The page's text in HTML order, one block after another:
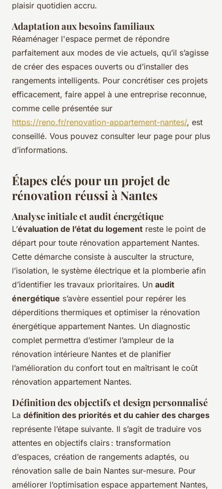
plaisir quotidien accru.
Adaptation aux besoins familiaux
Réaménager l'espace permet de répondre
parfaitement aux modes de vie actuels, qu’il s’agisse
de créer des espaces ouverts ou d’installer des
rangements intelligents. Pour concrétiser ces projets
efficacement, faire appel à une entreprise reconnue,
comme celle présentée sur
https://reno.fr/renovation-appartement-nantes/, est
conseillé. Vous pouvez consulter leur page pour plus
d’informations.
Étapes clés pour un projet de
rénovation réussi à Nantes
Analyse initiale et audit énergétique
L’évaluation de l’état du logement reste le point de
départ pour toute rénovation appartement Nantes.
Cette démarche consiste à ausculter la structure,
l’isolation, le système électrique et la plomberie afin
d’identifier les travaux prioritaires. Un audit
énergétique s’avère essentiel pour repérer les
déperditions thermiques et optimiser la rénovation
énergétique appartement Nantes. Un diagnostic
complet permettra d’estimer l’ampleur de la
rénovation intérieure Nantes et de planifier
l’amélioration du confort tout en maîtrisant le coût
rénovation appartement Nantes.
Définition des objectifs et design personnalisé
La définition des priorités et du cahier des charges
représente l’étape suivante. Il s’agit de traduire vos
attentes en objectifs clairs : transformation
d’espaces, création de rangements adaptés, ou
rénovation salle de bain Nantes sur-mesure. Pour
améliorer l’optimisation espace appartement Nantes,